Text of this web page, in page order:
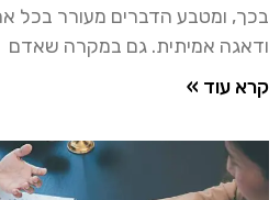
בכך, ומטבע הדברים מעורר בכל
ודאגה אמיתית. גם במקרה שאדם
קרא עוד »